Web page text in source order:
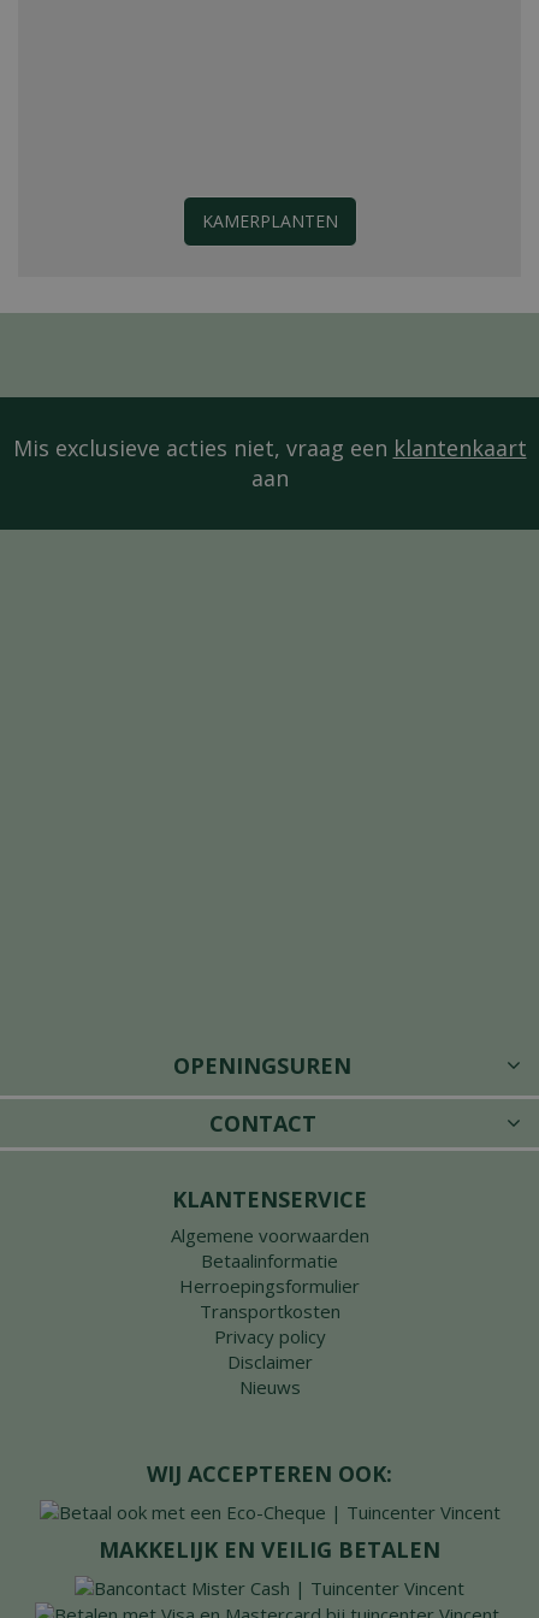
KAMERPLANTEN
Mis exclusieve acties niet, vraag een klantenkaart
aan
OPENINGSUREN
CONTACT
KLANTENSERVICE
Algemene voorwaarden
Betaalinformatie
Herroepingsformulier
Transportkosten
Privacy policy
Disclaimer
Nieuws
WIJ ACCEPTEREN OOK:
MAKKELIJK EN VEILIG BETALEN